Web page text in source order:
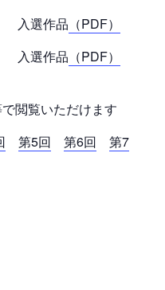
入選作品 （PDF）
入選作品 （PDF）
閲覧いただけます
第5回 第6回
第7